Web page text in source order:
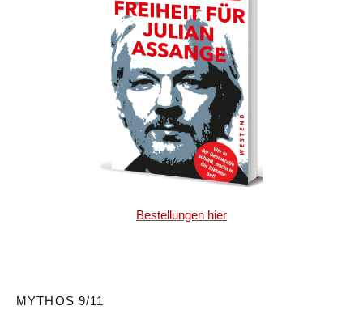
Bestellungen hier
MYTHOS 9/11